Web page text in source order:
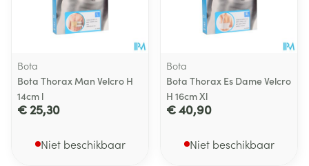
Bota
Bota Thorax Man Velcro H
14cm l
€ 25,30
Niet beschikbaar
Bota
Bota Thorax Es Dame Velcro
H 16cm Xl
€ 40,90
Niet beschikbaar